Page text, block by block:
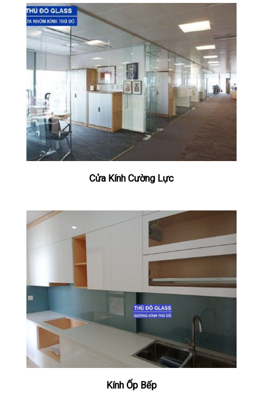
Cửa Kính Cường Lực
Kính Ốp Bếp